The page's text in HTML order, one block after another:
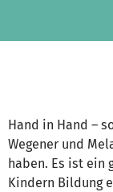
Hand in Hand –
Wegener und
haben. Es ist ein
Kindern Bildung